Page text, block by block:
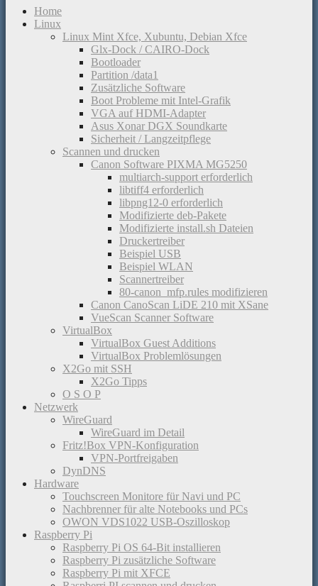
Home
Linux
Linux Mint Xfce, Xubuntu, Debian Xfce
Glx-Dock / CAIRO-Dock
Bootloader
Partition /data1
Zusätzliche Software
Boot Probleme mit Intel-Grafik
VGA auf HDMI-Adapter
Asus Xonar DGX Soundkarte
Sicherheit / Langzeitpflege
Scannen und drucken
Canon Software PIXMA MG5250
multiarch-support erforderlich
libtiff4 erforderlich
libpng12-0 erforderlich
Modifizierte deb-Pakete
Modifizierte install.sh Dateien
Druckertreiber
Beispiel USB
Beispiel WLAN
Scannertreiber
80-canon_mfp.rules modifizieren
Canon CanoScan LiDE 210 mit XSane
VueScan Scanner Software
VirtualBox
VirtualBox Guest Additions
VirtualBox Problemlösungen
X2Go mit SSH
X2Go Tipps
O S O P
Netzwerk
WireGuard
WireGuard im Detail
Fritz!Box VPN-Konfiguration
VPN-Portfreigaben
DynDNS
Hardware
Touchscreen Monitore für Navi und PC
Nachbrenner für alte Notebooks und PCs
OWON VDS1022 USB-Oszilloskop
Raspberry Pi
Raspberry Pi OS 64-Bit installieren
Raspberry Pi zusätzliche Software
Raspberry Pi mit XFCE